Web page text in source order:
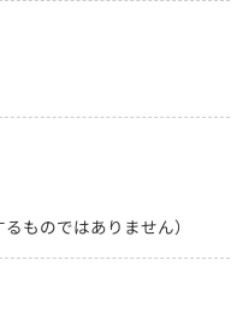
ものではありません）